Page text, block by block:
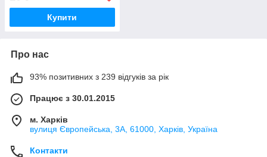
Купити
Про нас
93% позитивних з 239 відгуків за рік
Працює з 30.01.2015
м. Харків
вулиця Європейська, 3А, 61000, Харків, Україна
Контакти